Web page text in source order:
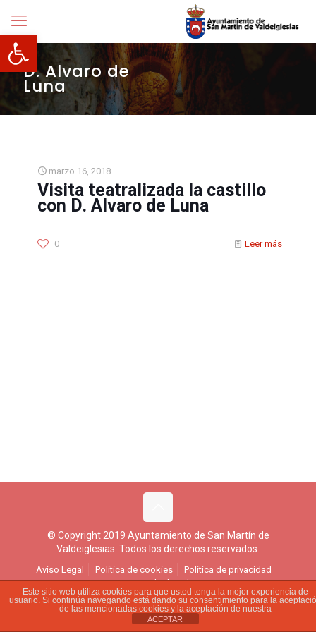
Abrir barra de herramientas
D. Alvaro de
Luna
marzo 16, 2018
Visita teatralizada la castillo
con D. Alvaro de Luna
0 Leer más
© Copyright 2019 Ayuntamiento de San Martín de
Valdeiglesias. Todos los derechos reservados.
Aviso Legal Política de cookies
Política de privacidad
Ejercicio de derechos
Este sitio web utiliza cookies para que usted tenga la mejor experiencia de
usuario. Si continúa navegando está dando su consentimiento para la
de las mencionadas cookies y la aceptación de nuestra
ACEPTAR